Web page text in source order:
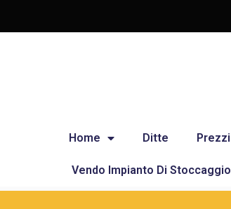
Home Ditte Prezzi
Vendo Impianto Di Stoccaggio